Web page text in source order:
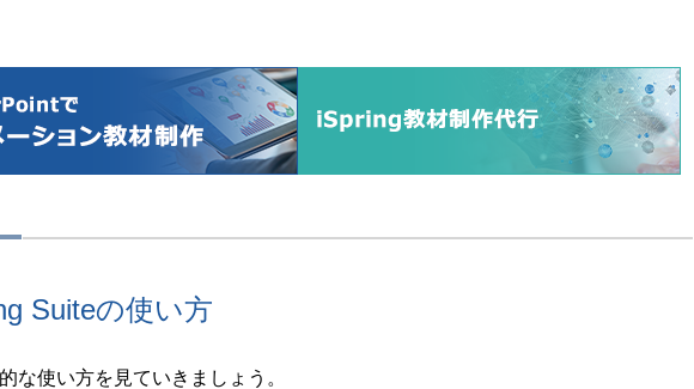
Suiteの使い方
な使い方を見ていきましょう。